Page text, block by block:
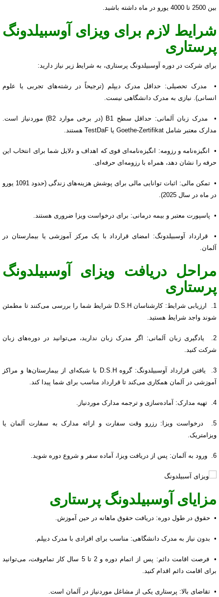
بین 2500 تا 4000 یورو در ماه داشته باشید.
شرایط لازم برای ویزای آوسبیلدونگ
پرستاری
برای شرکت در دوره آوسبیلدونگ پرستاری، به شرایط زیر نیاز دارید:
• مدرک تحصیلی: حداقل مدرک دیپلم (ترجیحاً در رشته‌های تجربی یا علوم
انسانی). نیازی به مدرک دانشگاهی نیست.
• مدرک زبان آلمانی: حداقل سطح B1 (در برخی موارد B2) موردنیاز است.
مدارک معتبر شامل Goethe-Zertifikat یا TestDaF هستند.
• انگیزه‌نامه و رزومه: انگیزه‌نامه‌ای قوی که اهداف و دلایل شما برای انتخاب این
حرفه را نشان دهد، همراه با رزومه‌ای حرفه‌ای.
• تمکن مالی: اثبات توانایی مالی برای پوشش هزینه‌های زندگی (حدود 1091 یورو
در ماه در سال 2025).
• پاسپورت معتبر و بیمه درمانی: برای درخواست ویزا ضروری هستند.
• قرارداد آوسبیلدونگ: امضای قرارداد با یک مرکز آموزشی یا بیمارستان در
آلمان.
مراحل دریافت ویزای آوسبیلدونگ
پرستاری
1. ارزیابی شرایط: کارشناسان D.S.H شرایط شما را بررسی می‌کنند تا مطمئن
شوند واجد شرایط هستید.
2. یادگیری زبان آلمانی: اگر مدرک زبان ندارید، می‌توانید در دوره‌های زبان
شرکت کنید.
3. یافتن قرارداد آوسبیلدونگ: گروه D.S.H با شبکه‌ای از بیمارستان‌ها و مراکز
آموزشی در آلمان همکاری می‌کند تا قرارداد مناسب برای شما پیدا کند.
4. تهیه مدارک: آماده‌سازی و ترجمه مدارک موردنیاز.
5. درخواست ویزا: رزرو وقت سفارت و ارائه مدارک به سفارت آلمان یا
ویزامتریک.
6. ورود به آلمان: پس از دریافت ویزا، آماده سفر و شروع دوره شوید.
مزایای آوسبیلدونگ پرستاری
• حقوق در طول دوره: دریافت حقوق ماهانه در حین آموزش.
• بدون نیاز به مدرک دانشگاهی: مناسب برای افرادی با مدرک دیپلم.
• فرصت اقامت دائم: پس از اتمام دوره و 2 تا 5 سال کار تمام‌وقت، می‌توانید
برای اقامت دائم اقدام کنید.
• تقاضای بالا: پرستاری یکی از مشاغل موردنیاز در آلمان است.